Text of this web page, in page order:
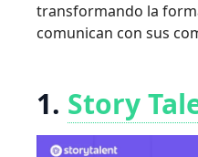
transformando la
comunican con sus
1. Story